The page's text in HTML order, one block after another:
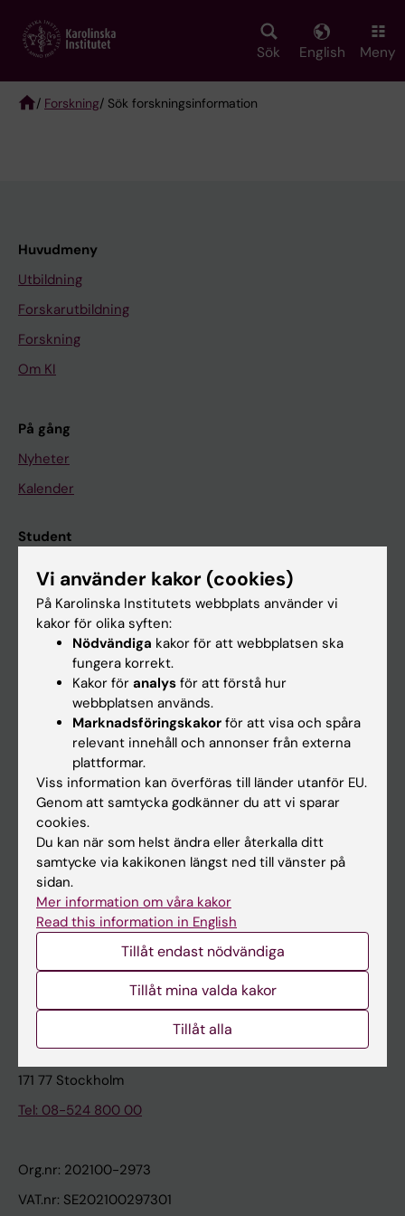
main
Sök English Meny
/ Forskning/ Sök forskningsinformation
Huvudmeny
Utbildning
Forskarutbildning
Forskning
Om KI
På gång
Nyheter
Kalender
Student
Ladok
Canvas
Schema
Studentmejlen
Kurs- och programwebbar
Student på KI
Medarbetare
Medarbetarportalen
Kontakta och besök KI
Universitetsbiblioteket
Stöd forskning och utbildning
Karolinska Institutet Innovation
Kontakta presstjänsten
Karolinska Institutet
171 77 Stockholm
Tel: 08-524 800 00
Org.nr: 202100-2973
VAT.nr: SE202100297301
Vi använder kakor (cookies)
På Karolinska Institutets webbplats använder vi
kakor för olika syften:
Nödvändiga kakor för att webbplatsen ska
fungera korrekt.
Kakor för analys för att förstå hur
webbplatsen används.
Marknadsföringskakor för att visa och spåra
relevant innehåll och annonser från externa
plattformar.
Viss information kan överföras till länder utanför EU.
Genom att samtycka godkänner du att vi sparar
cookies.
Du kan när som helst ändra eller återkalla ditt
samtycke via kakikonen längst ned till vänster på
sidan.
Mer information om våra kakor
Read this information in English
Tillåt endast nödvändiga
Tillåt mina valda kakor
Tillåt alla